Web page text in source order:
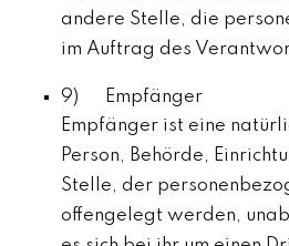
andere Stelle, die
im Auftrag des
9) Empfänger
Empfänger ist eine
Person, Behörde,
Stelle, der
offengelegt werden,